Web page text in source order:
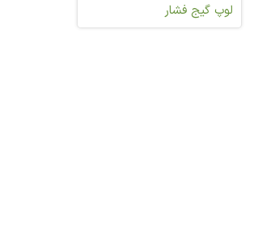
لوپ گیج فشار